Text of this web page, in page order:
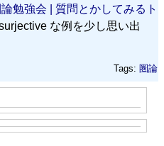
勉強会 | 質問とかしてみるト
な例を少し思い出
Tags: 圏論